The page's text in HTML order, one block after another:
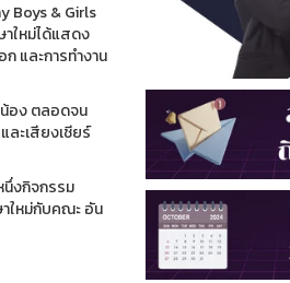
Boys & Girls
ใหม่ได้แสดง
และการทำงาน
น้อง ตลอดจน
ละเสียงเชียร์
นึ่งกิจกรรม
ใหม่กับคณะ อัน